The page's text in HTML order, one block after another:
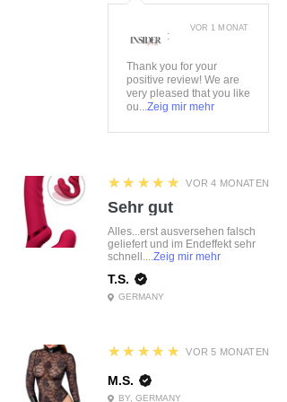
:
Thank you for your
positive review! We are
very pleased that you like
ou...Zeig mir mehr
VOR 1 MONAT
VOR 4 MONATEN
5
★★★★★
Sehr gut
Alles...erst ausversehen falsch
geliefert und im Endeffekt sehr
schnell....Zeig mir mehr
T.S.
GERMANY
VOR 5 MONATEN
5
★★★★★
M.S.
BY, GERMANY